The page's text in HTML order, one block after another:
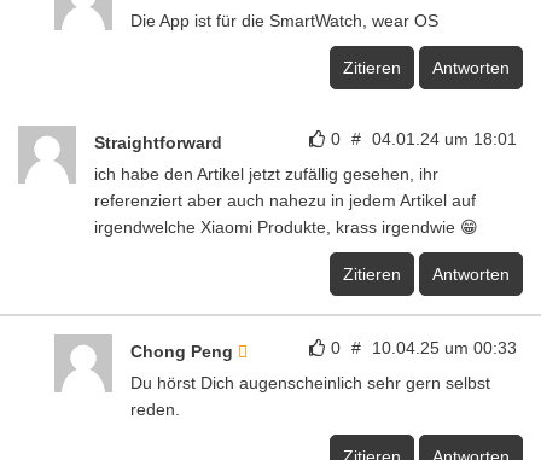
Die App ist für die SmartWatch, wear OS
Zitieren Antworten
0 # 04.01.24 um 18:01
Straightforward
ich habe den Artikel jetzt zufällig gesehen, ihr
referenziert aber auch nahezu in jedem Artikel auf
irgendwelche Xiaomi Produkte, krass irgendwie 😁
Zitieren Antworten
0 # 10.04.25 um 00:33
Chong Peng
Du hörst Dich augenscheinlich sehr gern selbst
reden.